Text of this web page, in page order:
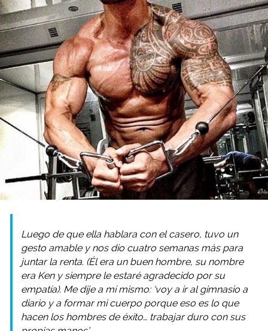
Luego de que ella hablara con el casero, tuvo un
gesto amable y nos dio cuatro semanas más para
juntar la renta. (Él era un buen hombre, su nombre
era Ken y siempre le estaré agradecido por su
empatía). Me dije a mí mismo: ‘voy a ir al gimnasio a
diario y a formar mi cuerpo porque eso es lo que
hacen los hombres de éxito… trabajar duro con sus